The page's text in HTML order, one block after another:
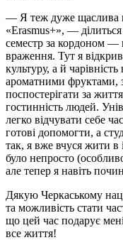
— Я теж дуже щаслива
«Erasmus+», —
семестр за кордоном —
враження. Тут я
культуру, а й
ароматними фруктами,
поспостерігати за
гостинність людей.
легко відчувати себе
готові допомогти, а
так, я вже вчуся жити в
було непросто
але тепер я навіть
Дякую Черкаському
та можливість стати
що цей час подарує
все життя!